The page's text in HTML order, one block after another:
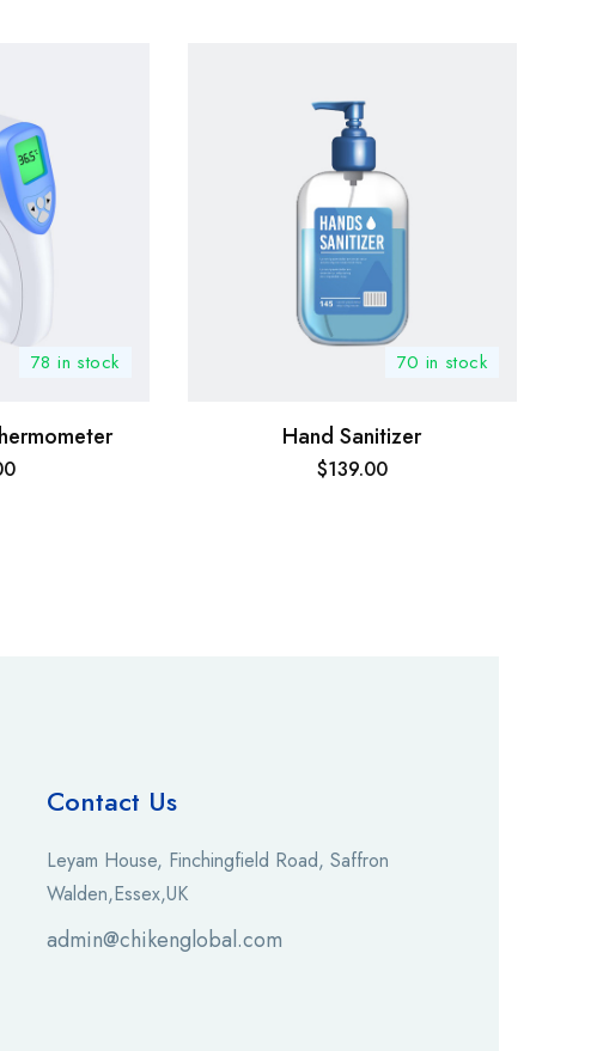
78 in stock 70 in stock
Hand Sanitizer
$139.00
Contact Us
Leyam House, Finchingfield Road, Saffron
Walden,Essex,UK
admin@chikenglobal.com